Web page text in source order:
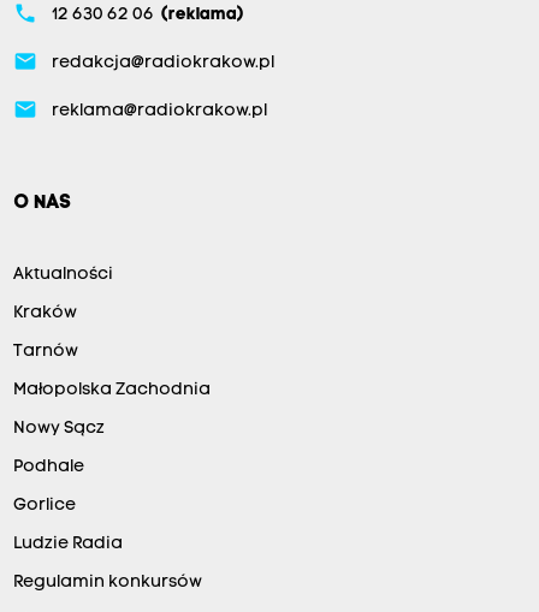
phone 12 630 62 06 (reklama)
email redakcja@radiokrakow.pl
email reklama@radiokrakow.pl
O NAS
Aktualności
Kraków
Tarnów
Małopolska Zachodnia
Nowy Sącz
Podhale
Gorlice
Ludzie Radia
Regulamin konkursów